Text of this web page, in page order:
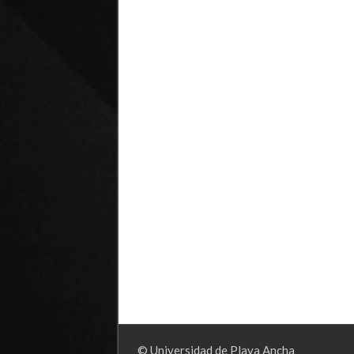
© Universidad de Playa Ancha